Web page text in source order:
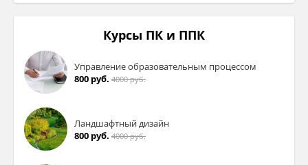
Курсы ПК и ППК
Управление образовательным процессом
800 руб. 4000 руб.
Ландшафтный дизайн
800 руб. 4000 руб.